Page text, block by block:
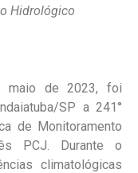
Hidrológico
maio de 2023, foi
SP a 241°
de Monitoramento
PCJ. Durante o
climatológicas